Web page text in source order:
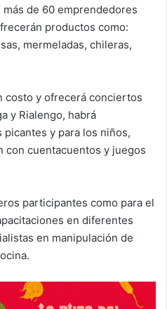
de 60 emprendedores
productos como:
mermeladas, chileras,
costo y ofrecerá conciertos
y Rialengo, habrá
y para los niños,
con cuentacuentos y juegos
participantes como para el
en diferentes
en manipulación de